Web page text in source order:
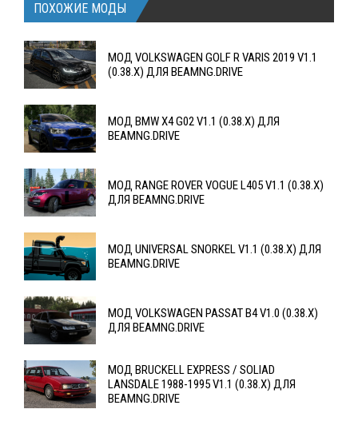
ПОХОЖИЕ МОДЫ
МОД VOLKSWAGEN GOLF R VARIS 2019 V1.1
(0.38.X) ДЛЯ BEAMNG.DRIVE
МОД BMW X4 G02 V1.1 (0.38.X) ДЛЯ
BEAMNG.DRIVE
МОД RANGE ROVER VOGUE L405 V1.1 (0.38.X)
ДЛЯ BEAMNG.DRIVE
МОД UNIVERSAL SNORKEL V1.1 (0.38.X) ДЛЯ
BEAMNG.DRIVE
МОД VOLKSWAGEN PASSAT B4 V1.0 (0.38.X)
ДЛЯ BEAMNG.DRIVE
МОД BRUCKELL EXPRESS / SOLIAD
LANSDALE 1988-1995 V1.1 (0.38.X) ДЛЯ
BEAMNG.DRIVE